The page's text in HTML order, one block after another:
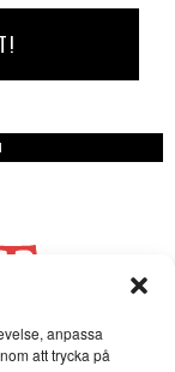
anpassa
att trycka på